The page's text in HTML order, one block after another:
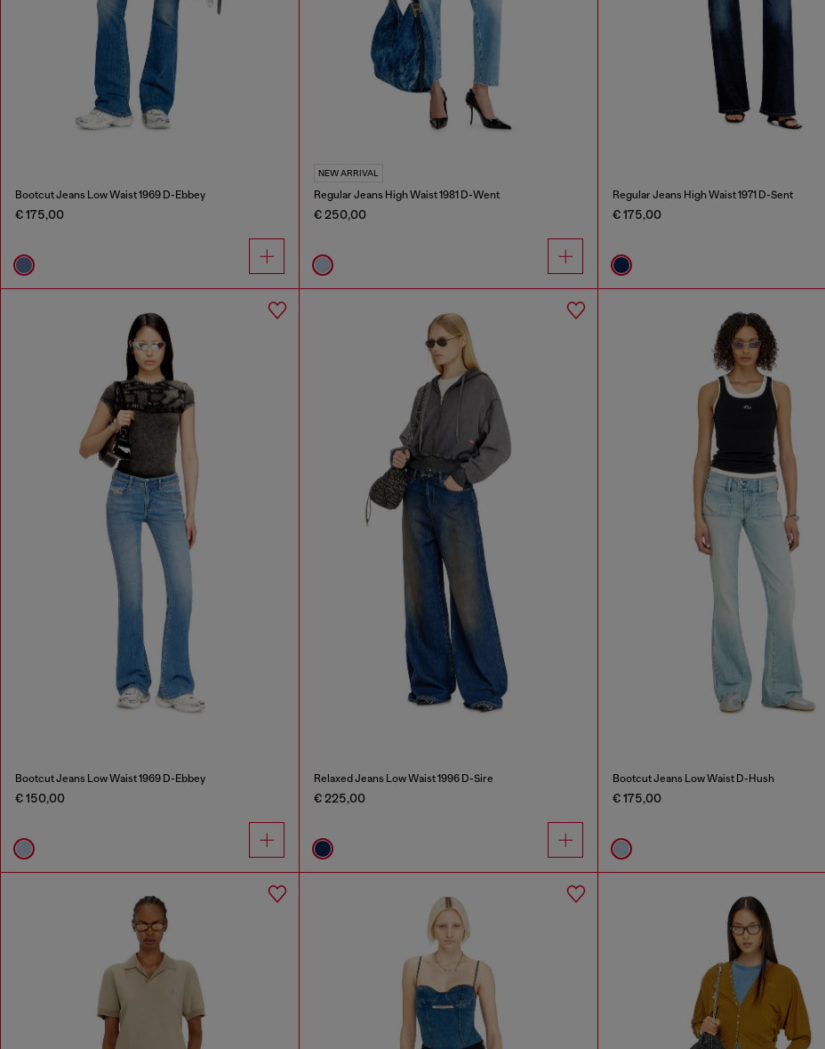
Bootcut Jeans Low Waist 1969 D-Ebbey
€ 175,00
NEW ARRIVAL
Regular Jeans High Waist 1981 D-Went
€ 250,00
Regular Jeans High Waist 1971 D-Sent
€ 175,00
Bootcut Jeans Low Waist 1969 D-Ebbey
€ 150,00
Relaxed Jeans Low Waist 1996 D-Sire
€ 225,00
Bootcut Jeans Low Waist D-Hush
€ 175,00